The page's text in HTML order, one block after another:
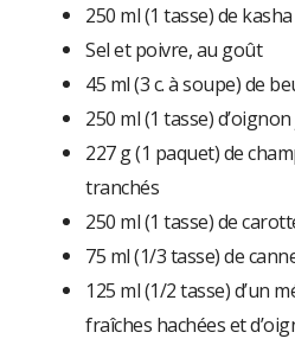
250 ml (1 tasse) de
Sel et poivre, au goût
45 ml (3 c. à soupe) de
250 ml (1 tasse)
227 g (1 paquet) de
tranchés
250 ml (1 tasse) de
75 ml (1/3 tasse) de
125 ml (1/2 tasse) d’un
fraîches hachées et